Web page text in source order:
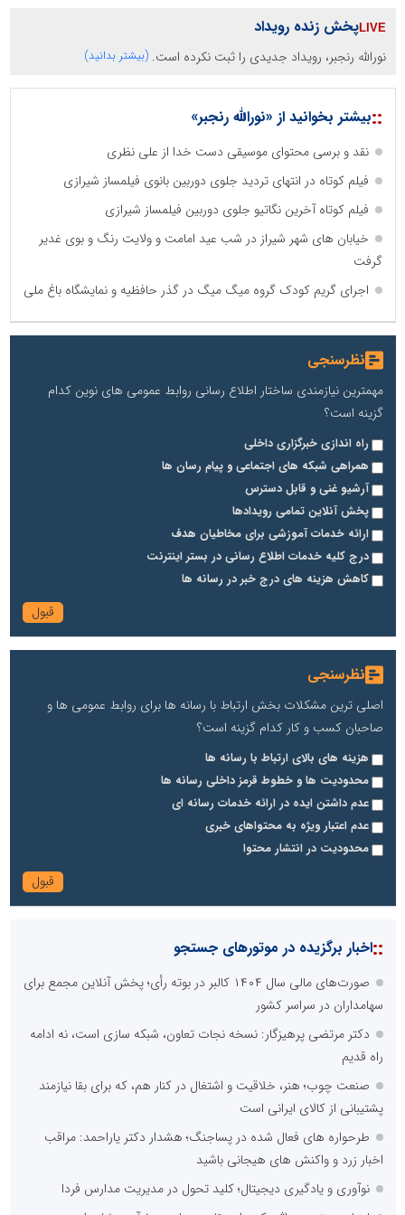
پخش زنده رویداد
نورالله رنجبر، رویداد جدیدی را ثبت نکرده است. (بیشتر بدانید)
::بیشتر بخوانید از «نورالله رنجبر»
نقد و برسی محتوای موسیقی دست خدا از علی نظری
فیلم کوتاه در انتهای تردید جلوی دوربین بانوی فیلمساز شیرازی
فیلم کوتاه آخرین نگاتیو جلوی دوربین فیلمساز شیرازی
خیابان های شهر شیراز در شب عید امامت و ولایت رنگ و بوی غدیر
گرفت
اجرای گریم کودک گروه میگ میگ در گذر حافظیه و نمایشگاه باغ ملی
نظرسنجی
مهمترین نیازمندی ساختار اطلاع رسانی روابط عمومی های نوین کدام
گزینه است؟
راه اندازی خبرگزاری داخلی
همراهی شبکه های اجتماعی و پیام رسان ها
آرشیو غنی و قابل دسترس
پخش آنلاین تمامی رویدادها
ارائه خدمات آموزشی برای مخاطیان هدف
درج کلیه خدمات اطلاع رسانی در بستر اینترنت
کاهش هزینه های درج خبر در رسانه ها
نظرسنجی
اصلی ترین مشکلات بخش ارتباط با رسانه ها برای روابط عمومی ها و
صاحبان کسب و کار کدام گزینه است؟
هزینه های بالای ارتباط با رسانه ها
محدودیت ها و خطوط قرمز داخلی رسانه ها
عدم داشتن ایده در ارائه خدمات رسانه ای
عدم اعتبار ویژه به محتواهای خبری
محدودیت در انتشار محتوا
::اخبار برگزیده در موتورهای جستجو
صورت‌های مالی سال ۱۴۰۴ کالبر در بوته رأی؛ پخش آنلاین مجمع برای
سهامداران در سراسر کشور
دکتر مرتضی پرهیزگار: نسخه نجات تعاون، شبکه سازی است، نه ادامه
راه قدیم
صنعت چوب؛ هنر، خلاقیت و اشتغال در کنار هم، که برای بقا نیازمند
پشتیبانی از کالای ایرانی است
طرحواره های فعال شده در پساجنگ؛ هشدار دکتر یاراحمد: مراقب
اخبار زرد و واکنش های هیجانی باشید
نوآوری و یادگیری دیجیتال؛ کلید تحول در مدیریت مدارس فردا